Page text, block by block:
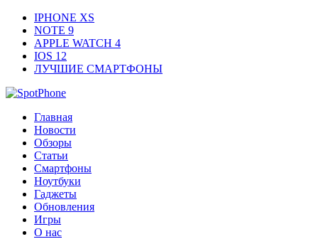
IPHONE XS
NOTE 9
APPLE WATCH 4
IOS 12
ЛУЧШИЕ СМАРТФОНЫ
Главная
Новости
Обзоры
Статьи
Смартфоны
Ноутбуки
Гаджеты
Обновления
Игры
О нас